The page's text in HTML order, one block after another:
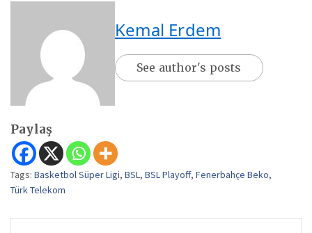
Kemal Erdem
See author's posts
Paylaş
Tags: Basketbol Süper Ligi, BSL, BSL Playoff, Fenerbahçe Beko,
Türk Telekom